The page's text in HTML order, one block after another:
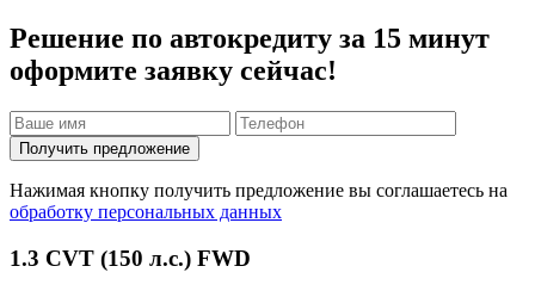
Решение по автокредиту за 15 минут
оформите заявку сейчас!
Получить предложение
Нажимая кнопку получить предложение вы соглашаетесь на
обработку персональных данных
1.3 CVT (150 л.с.) FWD